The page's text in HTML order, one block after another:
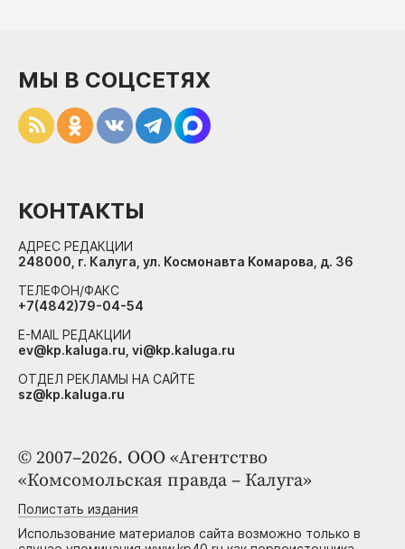
© 2007–2026. ООО «Агентство
«Комсомольская правда – Калуга»
Полистать издания
Использование материалов сайта возможно только в
МЫ В СОЦСЕТЯХ
КОНТАКТЫ
АДРЕС РЕДАКЦИИ
248000, г. Калуга, ул. Космонавта Комарова, д. 36
ТЕЛЕФОН/ФАКС
+7(4842)79-04-54
E-MAIL РЕДАКЦИИ
ev@kp.kaluga.ru, vi@kp.kaluga.ru
ОТДЕЛ РЕКЛАМЫ НА САЙТЕ
sz@kp.kaluga.ru